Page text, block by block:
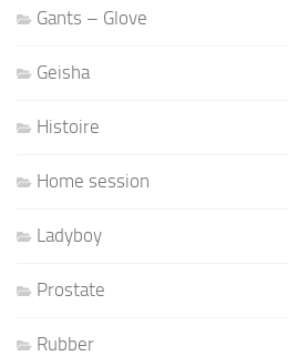
Gants – Glove
Geisha
Histoire
Home session
Ladyboy
Prostate
Rubber